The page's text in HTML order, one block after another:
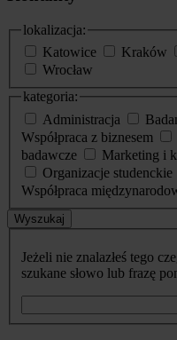
lokalizacja:
Katowice
Kraków
Wrocław
kategoria:
Administracja
Współpraca z biznesem
badawcze
Marketing i
Organizacje studenckie
Współpraca
Wyszukaj
Jeżeli nie znalazłeś tego
szukane słowo lub frazę